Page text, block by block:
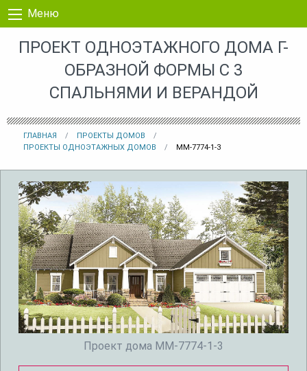
Перейти к контенту
Меню
ПРОЕКТ ОДНОЭТАЖНОГО ДОМА Г-
ОБРАЗНОЙ ФОРМЫ С 3
СПАЛЬНЯМИ И ВЕРАНДОЙ
ГЛАВНАЯ
ПРОЕКТЫ ДОМОВ
ПРОЕКТЫ ОДНОЭТАЖНЫХ ДОМОВ
MM-7774-1-3
Проект дома MM-7774-1-3